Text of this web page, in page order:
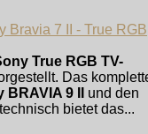
True RGB TV-
Das
BRAVIA 9 II
und den
bietet das...